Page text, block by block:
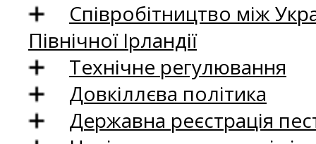
Співробітництво між
Північної Ірландії
Технічне регулювання
Довкіллєва політика
Державна реєстрація